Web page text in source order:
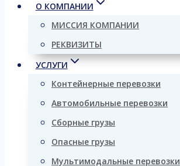
О КОМПАНИИ
МИССИЯ КОМПАНИИ
РЕКВИЗИТЫ
УСЛУГИ
Контейнерные перевозки
Автомобильные перевозки
Сборные грузы
Опасные грузы
Мультимодальные перевозки